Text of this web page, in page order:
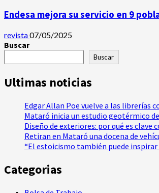
Endesa mejora su servicio en 9
revista07/05/2025
Buscar
Buscar
Ultimas noticias
Edgar Allan Poe vuelve a las librerías
Mataró inicia un estudio geotérmico
Diseño de exteriores: por qué es
Retiran en Mataró una docena de
“El estoicismo también puede inspirar
Categorias